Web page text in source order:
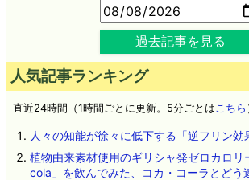
過去記事を見る
人気記事ランキング
直近24時間（1時間ごとに更新。5分ごとは こちら
人々の知能が徐々に低下する「逆フリン効
植物由来素材使用のギリシャ発ゼロカロ
cola」を飲んでみた、コカ・コーラとどう